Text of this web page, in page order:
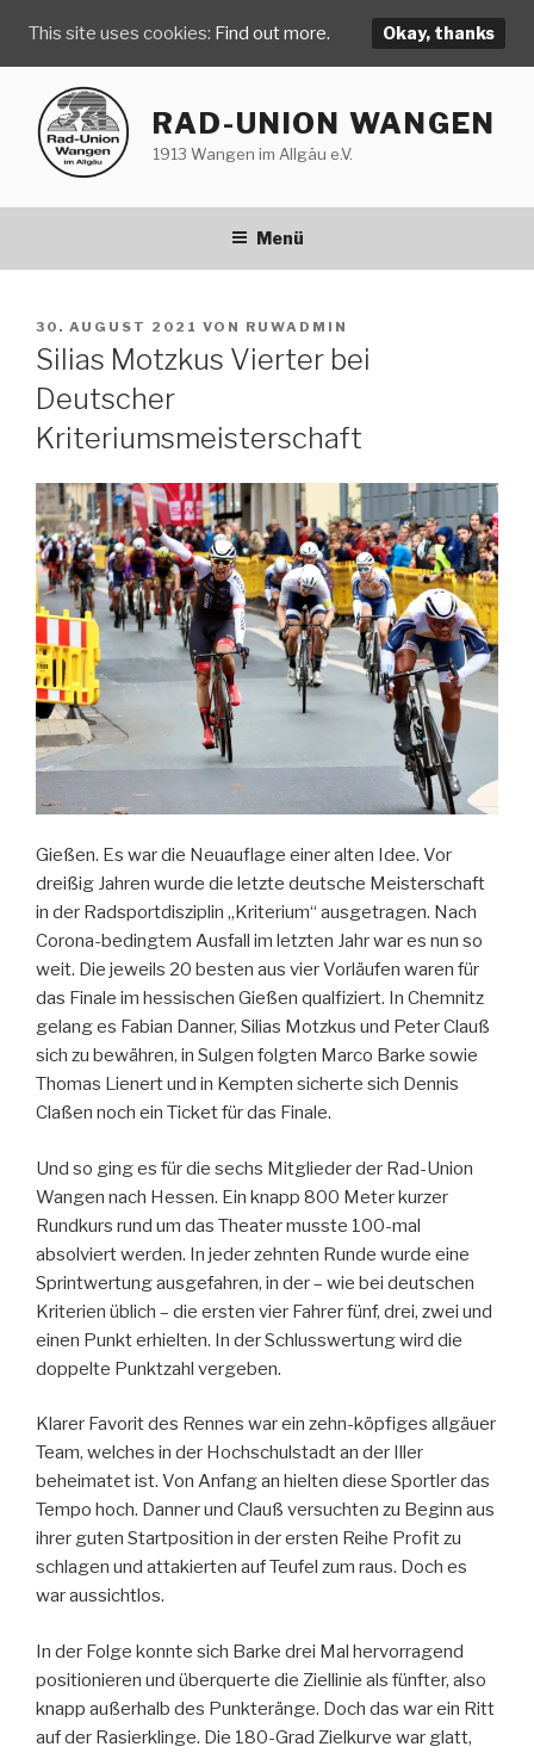
Inhalt
springen
RAD-UNION WANGEN
1913 Wangen im Allgäu e.V.
Menü
VERÖFFENTLICHT
AM
30. AUGUST 2021 VON RUWADMIN
Silias Motzkus Vierter bei
Deutscher
Kriteriumsmeisterschaft
Gießen. Es war die Neuauflage einer alten Idee. Vor
dreißig Jahren wurde die letzte deutsche Meisterschaft
in der Radsportdisziplin „Kriterium“ ausgetragen. Nach
Corona-bedingtem Ausfall im letzten Jahr war es nun so
weit. Die jeweils 20 besten aus vier Vorläufen waren für
das Finale im hessischen Gießen qualfiziert. In Chemnitz
gelang es Fabian Danner, Silias Motzkus und Peter Clauß
sich zu bewähren, in Sulgen folgten Marco Barke sowie
Thomas Lienert und in Kempten sicherte sich Dennis
Claßen noch ein Ticket für das Finale.
Und so ging es für die sechs Mitglieder der Rad-Union
Wangen nach Hessen. Ein knapp 800 Meter kurzer
Rundkurs rund um das Theater musste 100-mal
absolviert werden. In jeder zehnten Runde wurde eine
Sprintwertung ausgefahren, in der – wie bei deutschen
Kriterien üblich – die ersten vier Fahrer fünf, drei, zwei und
einen Punkt erhielten. In der Schlusswertung wird die
doppelte Punktzahl vergeben.
Klarer Favorit des Rennes war ein zehn-köpfiges allgäuer
Team, welches in der Hochschulstadt an der Iller
beheimatet ist. Von Anfang an hielten diese Sportler das
Tempo hoch. Danner und Clauß versuchten zu Beginn aus
ihrer guten Startposition in der ersten Reihe Profit zu
schlagen und attakierten auf Teufel zum raus. Doch es
war aussichtlos.
In der Folge konnte sich Barke drei Mal hervorragend
positionieren und überquerte die Ziellinie als fünfter, also
knapp außerhalb des Punkteränge. Doch das war ein Ritt
auf der Rasierklinge. Die 180-Grad Zielkurve war glatt,
This site uses cookies: Find out more. Okay, thanks